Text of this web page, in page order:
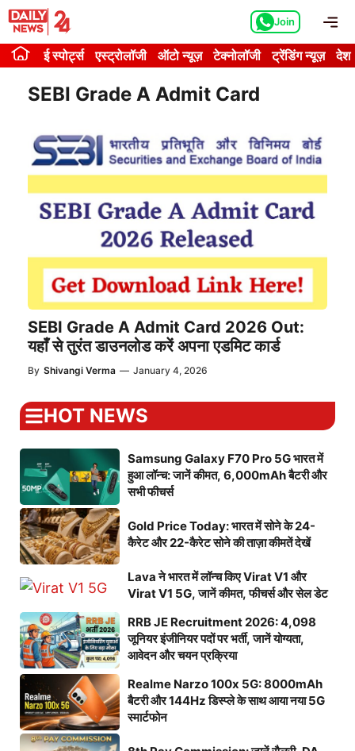
Skip
content
Join
ई स्पोर्ट्स एस्ट्रोलॉजी ऑटो न्यूज़ टेक्नोलॉजी ट्रेंडिंग न्यूज़ देश
SEBI Grade A Admit Card
SEBI Grade A Admit Card 2026 Out:
यहाँ से तुरंत डाउनलोड करें अपना एडमिट कार्ड
By Shivangi Verma — January 4, 2026
HOT NEWS
Samsung Galaxy F70 Pro 5G भारत में
हुआ लॉन्च: जानें कीमत, 6,000mAh बैटरी और
सभी फीचर्स
Gold Price Today: भारत में सोने के 24-
कैरेट और 22-कैरेट सोने की ताज़ा कीमतें देखें
Lava ने भारत में लॉन्च किए Virat V1 और
Virat V1 5G, जानें कीमत, फीचर्स और सेल डेट
RRB JE Recruitment 2026: 4,098
जूनियर इंजीनियर पदों पर भर्ती, जानें योग्यता,
आवेदन और चयन प्रक्रिया
Realme Narzo 100x 5G: 8000mAh
बैटरी और 144Hz डिस्प्ले के साथ आया नया 5G
स्मार्टफोन